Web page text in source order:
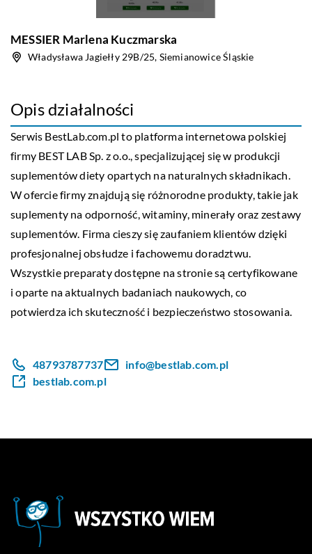
MESSIER Marlena Kuczmarska
Władysława Jagiełły 29B/25, Siemianowice Śląskie
Opis działalności
Serwis BestLab.com.pl to platforma internetowa polskiej
firmy BEST LAB Sp. z o.o., specjalizującej się w produkcji
suplementów diety opartych na naturalnych składnikach.
W ofercie firmy znajdują się różnorodne produkty, takie jak
suplementy na odporność, witaminy, minerały oraz zestawy
suplementów. Firma cieszy się zaufaniem klientów dzięki
profesjonalnej obsłudze i fachowemu doradztwu.
Wszystkie preparaty dostępne na stronie są certyfikowane
i oparte na aktualnych badaniach naukowych, co
potwierdza ich skuteczność i bezpieczeństwo stosowania.
48793787737
info@bestlab.com.pl
bestlab.com.pl